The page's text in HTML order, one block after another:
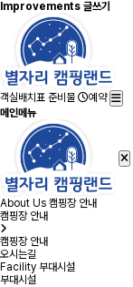
Improvements 글쓰기
객실배치표 준비물
예약
메인메뉴
About Us 캠핑장 안내
캠핑장 안내
캠핑장 안내
오시는길
Facility 부대시설
부대시설